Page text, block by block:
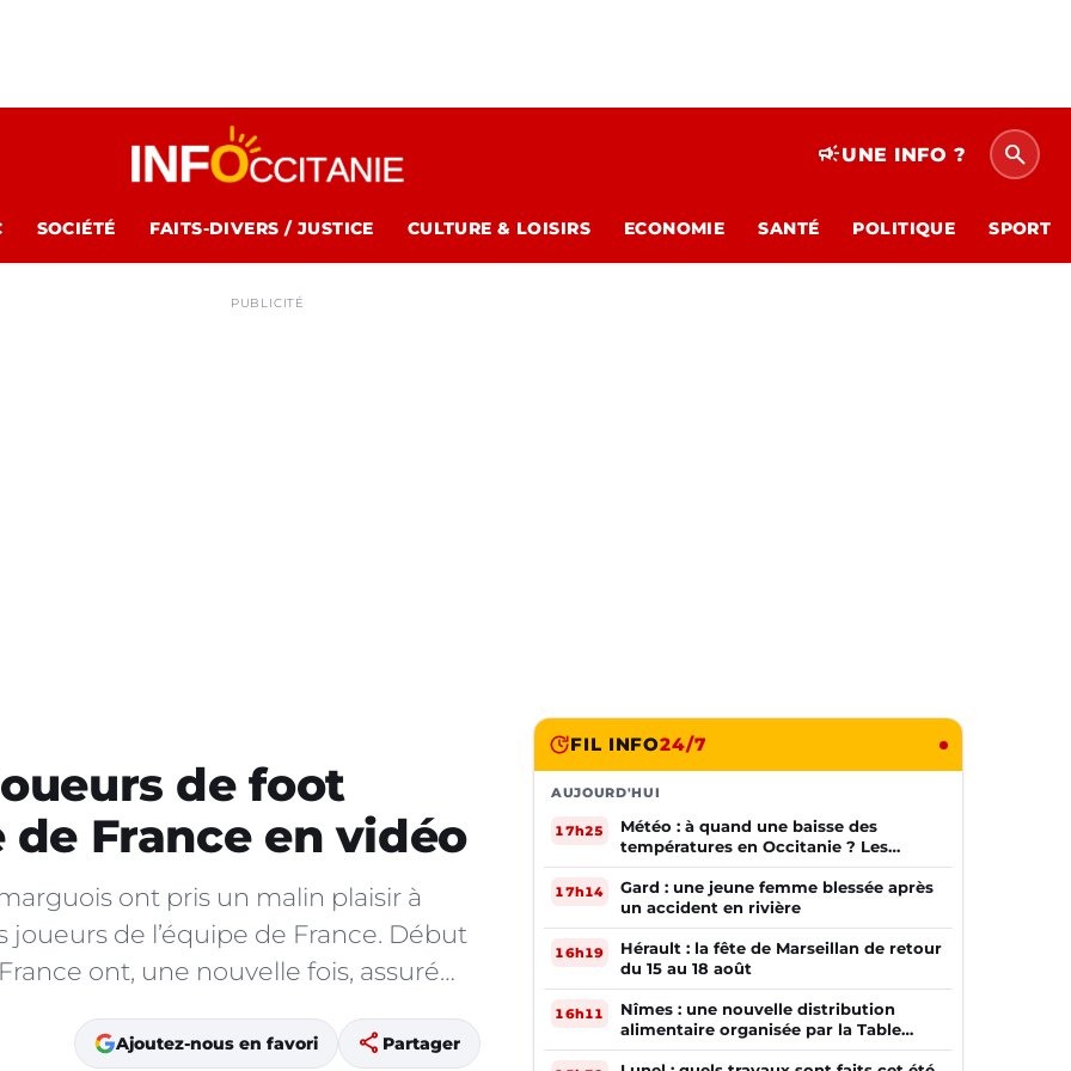
campaignUNE INFO ? search
SOCIÉTÉ FAITS-DIVERS / JUSTICE CULTURE & LOISIRS ECONOMIE SANTÉ POLITIQUE SPORT
PUBLICITÉ
de foot
France en vidéo
ont pris un malin plaisir à
de l’équipe de France. Début
ont, une nouvelle fois, assuré…
Ajoutez-nous en favori share Partager
FIL INFO24/7
AUJOURD'HUI
17h25
Météo : à quand une baisse des
températures en Occitanie ? Les
prévisions
17h14
Gard : une jeune femme blessée après
un accident en rivière
16h19
Hérault : la fête de Marseillan de retour
du 15 au 18 août
16h11
Nîmes : une nouvelle distribution
alimentaire organisée par la Table
Ouverte